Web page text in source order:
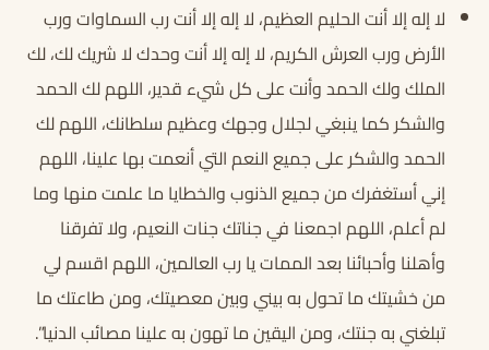
لا إله إلا أنت الحليم العظيم، لا إله إلا أنت رب السماوات ورب
الأرض ورب العرش الكريم، لا إله إلا أنت وحدك لا شريك لك، لك
الملك ولك الحمد وأنت على كل شيء قدير، اللهم لك الحمد
والشكر كما ينبغي لجلال وجهك وعظيم سلطانك، اللهم لك
الحمد والشكر على جميع النعم التي أنعمت بها علينا، اللهم
إني أستغفرك من جميع الذنوب والخطايا ما علمت منها وما
لم أعلم، اللهم اجمعنا في جناتك جنات النعيم، ولا تفرقنا
وأهلنا وأحبائنا بعد الممات يا رب العالمين، اللهم اقسم لي
من خشيتك ما تحول به بيني وبين معصيتك، ومن طاعتك ما
تبلغني به جنتك، ومن اليقين ما تهون به علينا مصائب الدنيا”.